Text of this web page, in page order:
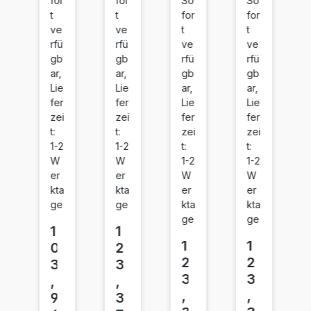
0
A)
Bl
ac
k
t
ve
rfü
gb
ar,
Lie
fer
zei
t:
1-2
W
er
kta
ge
1
0
3
,
9
A)
C
ya
n
t
ve
rfü
gb
ar,
Lie
fer
zei
t:
1-2
W
er
kta
ge
1
2
3
,
3
0
A)
M
ag
en
ta
for
t
ve
rfü
gb
ar,
Lie
fer
zei
t:
1-2
W
er
kta
ge
1
2
3
,
0
A)
Ye
llo
w
for
t
ve
rfü
gb
ar,
Lie
fer
zei
t:
1-2
W
er
kta
ge
1
2
3
,